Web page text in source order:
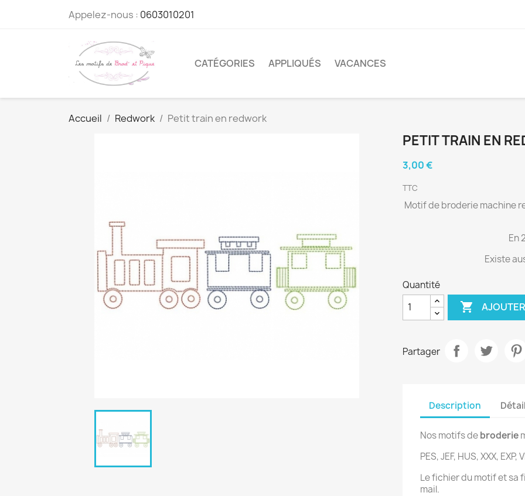
Appelez-nous : 0603010201
CATÉGORIES APPLIQUÉS VACANCES
Accueil Redwork Petit train en redwork
PETIT TRAIN EN
3,00 €
TTC
Motif de broderie machine
En 2
Existe
Quantité

Partager
Description
Nos motifs debroderie
PES, JEF, HUS, XXX, EXP,
Le fichier du motif et sa
mail.